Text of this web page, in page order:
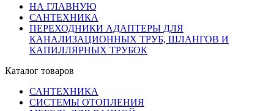
НА ГЛАВНУЮ
САНТЕХНИКА
ПЕРЕХОДНИКИ АДАПТЕРЫ ДЛЯ
КАНАЛИЗАЦИОННЫХ ТРУБ, ШЛАНГОВ И
КАПИЛЛЯРНЫХ ТРУБОК
Каталог товаров
САНТЕХНИКА
СИСТЕМЫ ОТОПЛЕНИЯ